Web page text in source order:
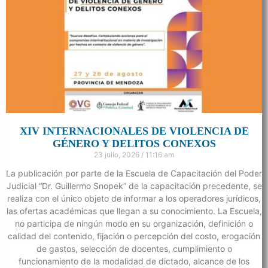
XIV INTERNACIONALES DE VIOLENCIA DE
GÉNERO Y DELITOS CONEXOS
23 julio, 2026 11:16 am
La publicación por parte de la Escuela de Capacitación del Poder
Judicial “Dr. Guillermo Snopek” de la capacitación precedente, se
realiza con el único objeto de informar a los operadores jurídicos,
las ofertas académicas que llegan a su conocimiento. La Escuela,
no participa de ningún modo en su organización, definición o
calidad del contenido, fijación o percepción del costo, erogación
de gastos, selección de docentes, cumplimiento o
funcionamiento de la modalidad de dictado, alcance de los